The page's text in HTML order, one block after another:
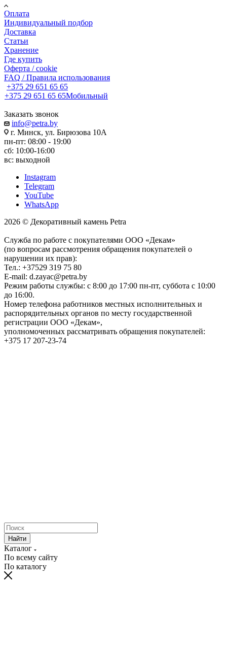
Оплата
Индивидуальный подбор
Доставка
Статьи
Хранение
Где купить
Оферта / cookie
FAQ / Правила использования
+375 29 651 65 65
+375 29 651 65 65Мобильный
Заказать звонок
info@petra.by
г. Минск, ул. Бирюзова 10А
пн-пт: 08:00 - 19:00
сб: 10:00-16:00
вс: выходной
Instagram
Telegram
YouTube
WhatsApp
2026 © Декоративный камень Petra
Служба по работе с покупателями ООО «Декам»
(по вопросам рассмотрения обращения покупателей о
нарушении их прав):
Тел.: +37529 319 75 80
E-mail: d.zayac@petra.by
Режим работы службы: с 8:00 до 17:00 пн-пт, суббота с 10:00
до 16:00.
Номер телефона работников местных исполнительных и
распорядительных органов по месту государственной
регистрации ООО «Декам»,
уполномоченных рассматривать обращения покупателей:
+375 17 207-23-74
Найти
Каталог
По всему сайту
По каталогу